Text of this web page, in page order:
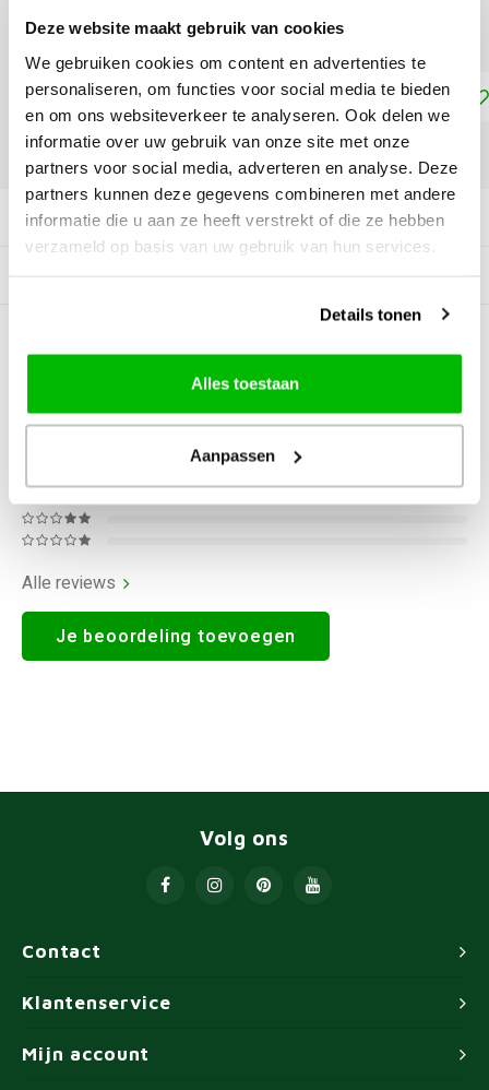
Deze website maakt gebruik van cookies
We gebruiken cookies om content en advertenties te
personaliseren, om functies voor social media te bieden
en om ons websiteverkeer te analyseren. Ook delen we
informatie over uw gebruik van onze site met onze
partners voor social media, adverteren en analyse. Deze
partners kunnen deze gegevens combineren met andere
informatie die u aan ze heeft verstrekt of die ze hebben
verzameld op basis van uw gebruik van hun services.
Details tonen
Alles toestaan
Aanpassen
meer
Toevoegen aan winkelwagen
Productomschrijving
0Reviews
Alle reviews
Je beoordeling toevoegen
Contact
Volg ons
Klantenservice
Mijn account